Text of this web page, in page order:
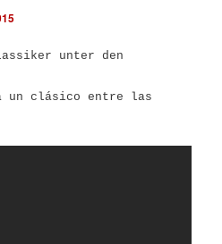
unter den
un clásico entre las